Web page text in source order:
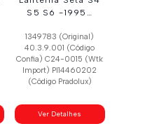
S5 S6 -1995…
1349783 (Original)
40.3.9.001 (Código
Confia) C24-0015 (Wtk
Import) Pl14460202
(Código Pradolux)
Ver Detalhes